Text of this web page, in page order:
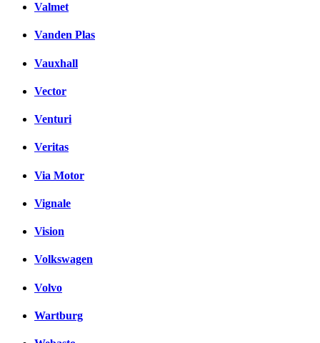
Valmet
Vanden Plas
Vauxhall
Vector
Venturi
Veritas
Via Motor
Vignale
Vision
Volkswagen
Volvo
Wartburg